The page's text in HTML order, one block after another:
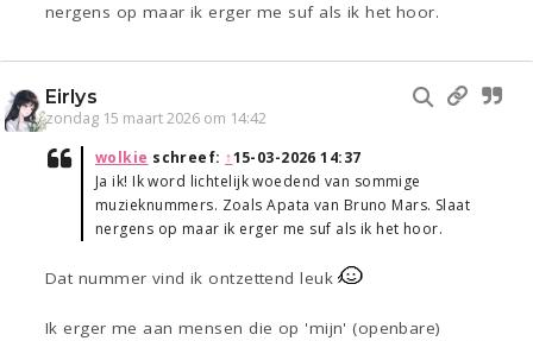
nergens op maar ik erger me suf als ik het hoor.
Eirlys
zondag 15 maart 2026 om 14:42
wolkie schreef: ↑15-03-2026 14:37
Ja ik! Ik word lichtelijk woedend van sommige
muzieknummers. Zoals Apata van Bruno Mars. Slaat
nergens op maar ik erger me suf als ik het hoor.
Dat nummer vind ik ontzettend leuk
Ik erger me aan mensen die op 'mijn' (openbare)